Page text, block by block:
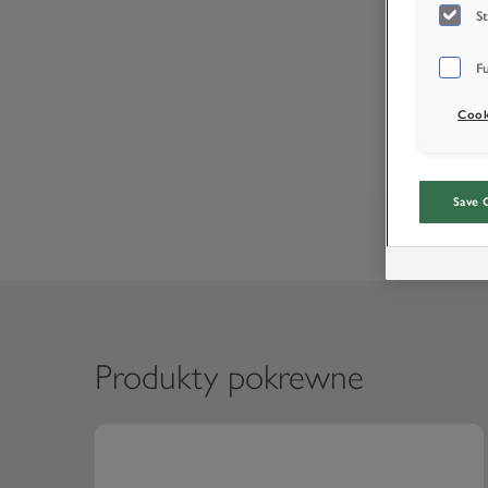
Produkty pokrewne
Save